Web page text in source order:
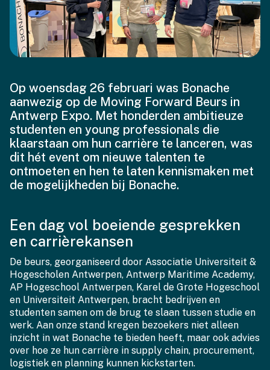
Op woensdag 26 februari was Bonache
aanwezig op de Moving Forward Beurs in
Antwerp Expo. Met honderden ambitieuze
studenten en young professionals die
klaarstaan om hun carrière te lanceren, was
dit hét event om nieuwe talenten te
ontmoeten en hen te laten kennismaken met
de mogelijkheden bij Bonache.
Een dag vol boeiende gesprekken
en carrièrekansen
De beurs, georganiseerd door Associatie Universiteit &
Hogescholen Antwerpen, Antwerp Maritime Academy,
AP Hogeschool Antwerpen, Karel de Grote Hogeschool
en Universiteit Antwerpen, bracht bedrijven en
studenten samen om de brug te slaan tussen studie en
werk. Aan onze stand kregen bezoekers niet alleen
inzicht in wat Bonache te bieden heeft, maar ook advies
over hoe ze hun carrière in supply chain, procurement,
logistiek en planning kunnen kickstarten.